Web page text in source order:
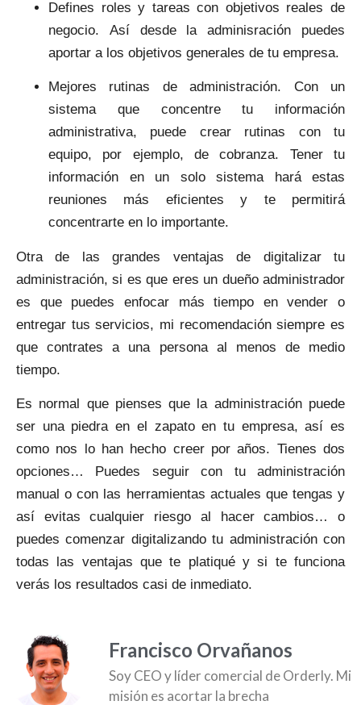
Defines roles y tareas con objetivos reales de
negocio. Así desde la adminisración puedes
aportar a los objetivos generales de tu empresa.
Mejores rutinas de administración. Con un
sistema que concentre tu información
administrativa, puede crear rutinas con tu
equipo, por ejemplo, de cobranza. Tener tu
información en un solo sistema hará estas
reuniones más eficientes y te permitirá
concentrarte en lo importante.
Otra de las grandes ventajas de digitalizar tu
administración, si es que eres un dueño administrador
es que puedes enfocar más tiempo en vender o
entregar tus servicios, mi recomendación siempre es
que contrates a una persona al menos de medio
tiempo.
Es normal que pienses que la administración puede
ser una piedra en el zapato en tu empresa, así es
como nos lo han hecho creer por años. Tienes dos
opciones… Puedes seguir con tu administración
manual o con las herramientas actuales que tengas y
así evitas cualquier riesgo al hacer cambios… o
puedes comenzar digitalizando tu administración con
todas las ventajas que te platiqué y si te funciona
verás los resultados casi de inmediato.
Francisco Orvañanos
Soy CEO y líder comercial de Orderly. Mi
misión es acortar la brecha